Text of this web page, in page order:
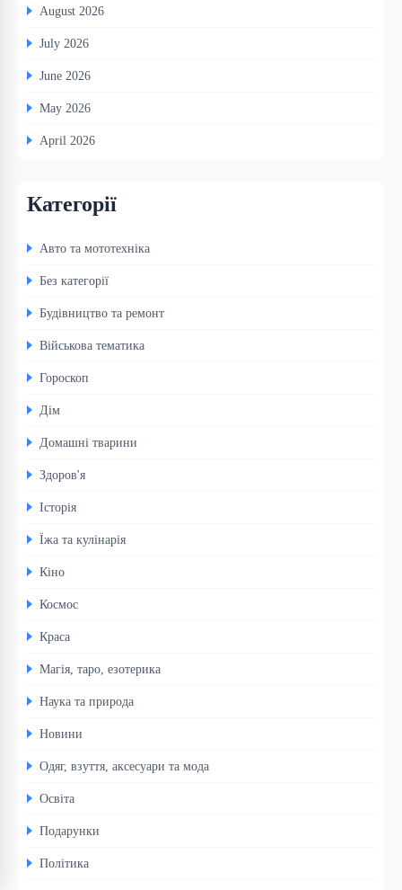
August 2026
July 2026
June 2026
May 2026
April 2026
Категорії
Авто та мототехніка
Без категорії
Будівництво та ремонт
Військова тематика
Гороскоп
Дім
Домашні тварини
Здоров'я
Історія
Їжа та кулінарія
Кіно
Космос
Краса
Магія, таро, езотерика
Наука та природа
Новини
Одяг, взуття, аксесуари та мода
Освіта
Подарунки
Політика